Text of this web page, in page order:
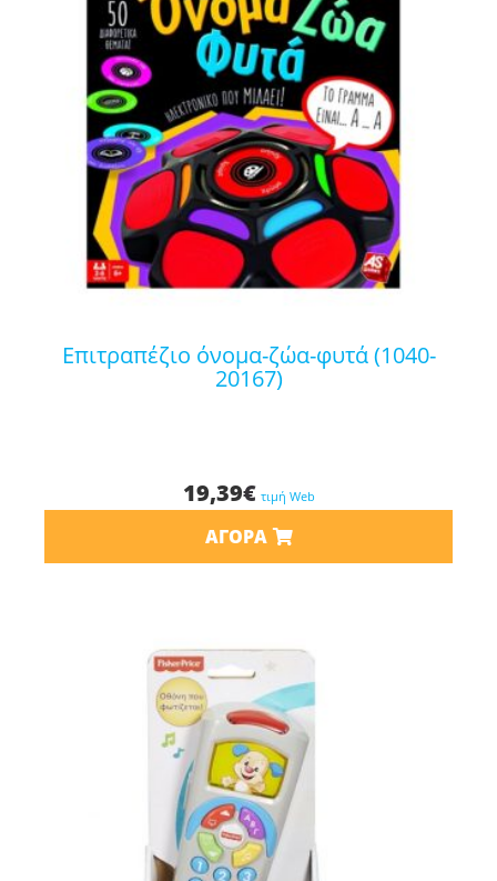
επιτραπέζιο όνομα-ζώα-φυτά (1040-
20167)
19,39€ τιμή Web
ΑΓΟΡΆ